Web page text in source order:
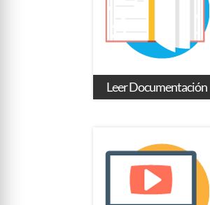
Leer Documentación